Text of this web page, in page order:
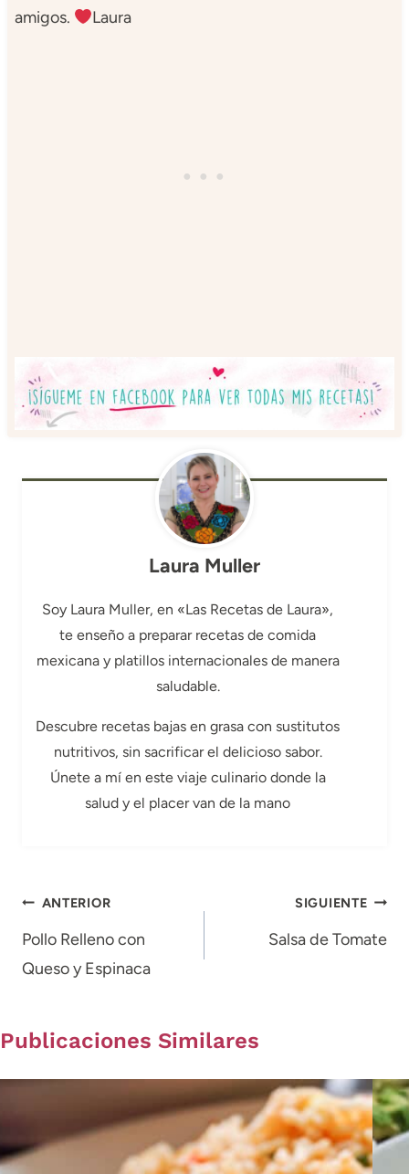
amigos.
Laura
Laura Muller
Soy Laura Muller, en «Las Recetas de Laura»,
te enseño a preparar recetas de comida
mexicana y platillos internacionales de manera
saludable.
Descubre recetas bajas en grasa con sustitutos
nutritivos, sin sacrificar el delicioso sabor.
Únete a mí en este viaje culinario donde la
salud y el placer van de la mano
Navegación
de
entradas
ANTERIOR
Pollo Relleno con
Queso y Espinaca
SIGUIENTE
Salsa de Tomate
Publicaciones Similares